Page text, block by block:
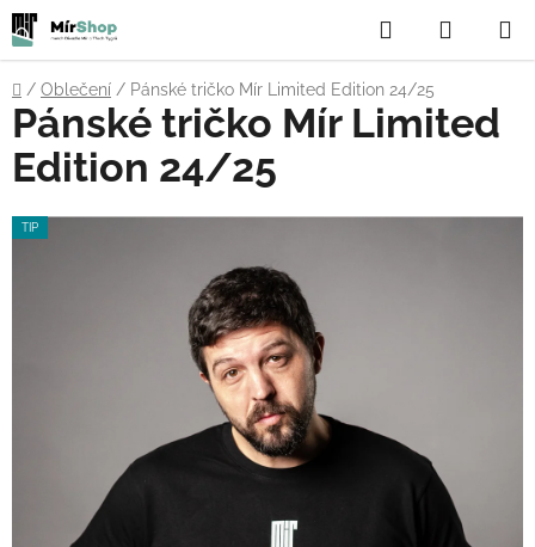
Přejít
na
obsah
Hledat
KOŠÍK
Domů
/ Oblečení / Pánské tričko Mír Limited Edition 24/25
Pánské tričko Mír Limited
Edition 24/25
TIP